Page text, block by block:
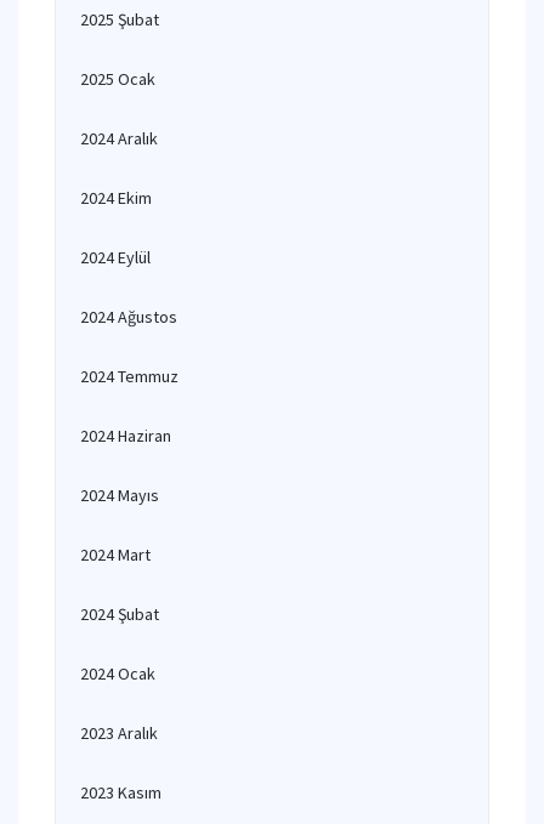
2025 Şubat
2025 Ocak
2024 Aralık
2024 Ekim
2024 Eylül
2024 Ağustos
2024 Temmuz
2024 Haziran
2024 Mayıs
2024 Mart
2024 Şubat
2024 Ocak
2023 Aralık
2023 Kasım